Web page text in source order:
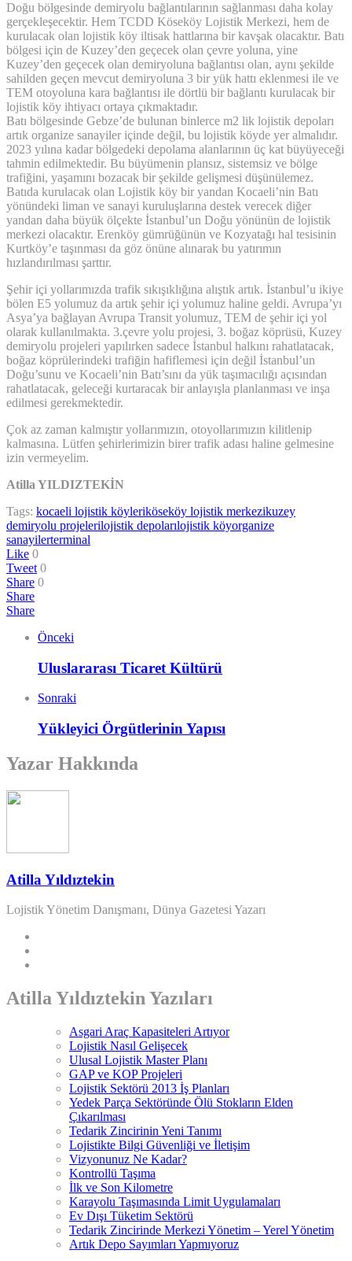
Doğu bölgesinde demiryolu bağlantılarının sağlanması daha kolay
gerçekleşecektir. Hem TCDD Köseköy Lojistik Merkezi, hem de
kurulacak olan lojistik köy iltisak hattlarına bir kavşak olacaktır. Batı
bölgesi için de Kuzey’den geçecek olan çevre yoluna, yine
Kuzey’den geçecek olan demiryoluna bağlantısı olan, aynı şekilde
sahilden geçen mevcut demiryoluna 3 bir yük hattı eklenmesi ile ve
TEM otoyoluna kara bağlantısı ile dörtlü bir bağlantı kurulacak bir
lojistik köy ihtiyacı ortaya çıkmaktadır.
Batı bölgesinde Gebze’de bulunan binlerce m2 lik lojistik depoları
artık organize sanayiler içinde değil, bu lojistik köyde yer almalıdır.
2023 yılına kadar bölgedeki depolama alanlarının üç kat büyüyeceği
tahmin edilmektedir. Bu büyümenin plansız, sistemsiz ve bölge
trafiğini, yaşamını bozacak bir şekilde gelişmesi düşünülemez.
Batıda kurulacak olan Lojistik köy bir yandan Kocaeli’nin Batı
yönündeki liman ve sanayi kuruluşlarına destek verecek diğer
yandan daha büyük ölçekte İstanbul’un Doğu yönünün de lojistik
merkezi olacaktır. Erenköy gümrüğünün ve Kozyatağı hal tesisinin
Kurtköy’e taşınması da göz önüne alınarak bu yatırımın
hızlandırılması şarttır.
Şehir içi yollarımızda trafik sıkışıklığına alıştık artık. İstanbul’u ikiye
bölen E5 yolumuz da artık şehir içi yolumuz haline geldi. Avrupa’yı
Asya’ya bağlayan Avrupa Transit yolumuz, TEM de şehir içi yol
olarak kullanılmakta. 3.çevre yolu projesi, 3. boğaz köprüsü, Kuzey
demiryolu projeleri yapılırken sadece İstanbul halkını rahatlatacak,
boğaz köprülerindeki trafiğin hafiflemesi için değil İstanbul’un
Doğu’sunu ve Kocaeli’nin Batı’sını da yük taşımacılığı açısından
rahatlatacak, geleceği kurtaracak bir anlayışla planlanması ve inşa
edilmesi gerekmektedir.
Çok az zaman kalmıştır yollarımızın, otoyollarımızın kilitlenip
kalmasına. Lütfen şehirlerimizin birer trafik adası haline gelmesine
izin vermeyelim.
Atilla YILDIZTEKİN
Tags: kocaeli lojistik köyleriköseköy lojistik merkezikuzey
demiryolu projelerilojistik depolarılojistik köyorganize
sanayilerterminal
Like 0
Tweet 0
Share 0
Share
Share
Önceki
Uluslararası Ticaret Kültürü
Sonraki
Yükleyici Örgütlerinin Yapısı
Yazar Hakkında
Atilla Yıldıztekin
Lojistik Yönetim Danışmanı, Dünya Gazetesi Yazarı
Atilla Yıldıztekin Yazıları
Asgari Araç Kapasiteleri Artıyor
Lojistik Nasıl Gelişecek
Ulusal Lojistik Master Planı
GAP ve KOP Projeleri
Lojistik Sektörü 2013 İş Planları
Yedek Parça Sektöründe Ölü Stokların Elden
Çıkarılması
Tedarik Zincirinin Yeni Tanımı
Lojistikte Bilgi Güvenliği ve İletişim
Vizyonunuz Ne Kadar?
Kontrollü Taşıma
İlk ve Son Kilometre
Karayolu Taşımasında Limit Uygulamaları
Ev Dışı Tüketim Sektörü
Tedarik Zincirinde Merkezi Yönetim – Yerel Yönetim
Artık Depo Sayımları Yapmıyoruz